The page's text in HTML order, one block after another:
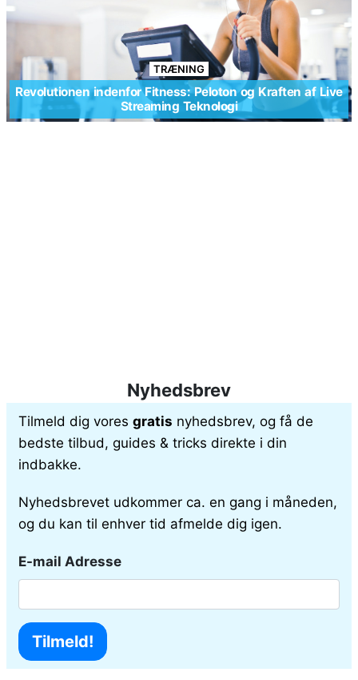
TRÆNING
Revolutionen indenfor Fitness: Peloton og Kraften af Live
Streaming Teknologi
Nyhedsbrev
Tilmeld dig vores gratis nyhedsbrev, og få de
bedste tilbud, guides & tricks direkte i din
indbakke.
Nyhedsbrevet udkommer ca. en gang i måneden,
og du kan til enhver tid afmelde dig igen.
E-mail Adresse